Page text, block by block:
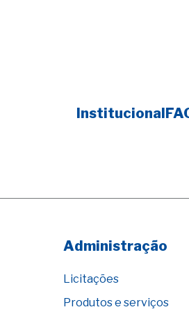
Institucional
Administração
Licitações
Produtos e serviços